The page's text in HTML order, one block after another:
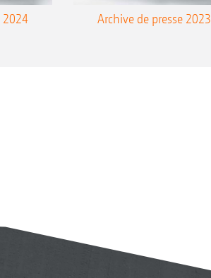
2024 Archive de presse 2023